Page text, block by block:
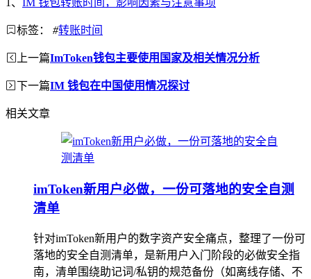
1、 IM 钱包转账时间，影响因素与注意事项
标签： #转账时间
上一篇ImToken钱包主要使用国家及相关情况分析
下一篇IM 钱包在中国使用情况探讨
相关文章
imToken新用户必做，一份可落地的安全自测
清单
针对imToken新用户的数字资产安全痛点，整理了一份可
落地的安全自测清单，是新用户入门阶段的必做安全指
南，清单围绕助记词/私钥的规范备份（如离线存储、不